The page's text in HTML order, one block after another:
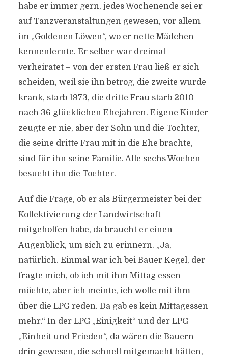
habe er immer gern, jedes Wochenende sei er
auf Tanzveranstaltungen gewesen, vor allem
im „Goldenen Löwen“, wo er nette Mädchen
kennenlernte. Er selber war dreimal
verheiratet – von der ersten Frau ließ er sich
scheiden, weil sie ihn betrog, die zweite wurde
krank, starb 1973, die dritte Frau starb 2010
nach 36 glücklichen Ehejahren. Eigene Kinder
zeugte er nie, aber der Sohn und die Tochter,
die seine dritte Frau mit in die Ehe brachte,
sind für ihn seine Familie. Alle sechs Wochen
besucht ihn die Tochter.
Auf die Frage, ob er als Bürgermeister bei der
Kollektivierung der Landwirtschaft
mitgeholfen habe, da braucht er einen
Augenblick, um sich zu erinnern. „Ja,
natürlich. Einmal war ich bei Bauer Kegel, der
fragte mich, ob ich mit ihm Mittag essen
möchte, aber ich meinte, ich wolle mit ihm
über die LPG reden. Da gab es kein Mittagessen
mehr.“ In der LPG „Einigkeit“ und der LPG
„Einheit und Frieden“, da wären die Bauern
drin gewesen, die schnell mitgemacht hätten,